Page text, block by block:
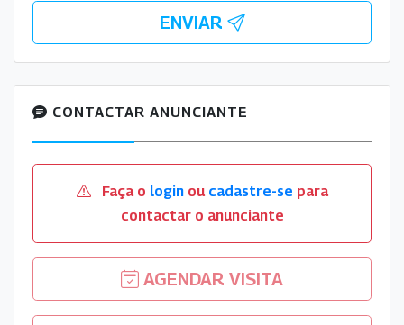
ENVIAR
CONTACTAR ANUNCIANTE
Faça o loginou cadastre-se para
contactar o anunciante
AGENDAR VISITA